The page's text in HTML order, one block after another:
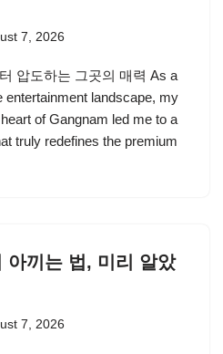
7, 2026
압도하는 그곳의 매력 As a
entertainment landscape, my
of Gangnam led me to a
truly redefines the premium
아끼는 법, 미리 알았
7, 2026